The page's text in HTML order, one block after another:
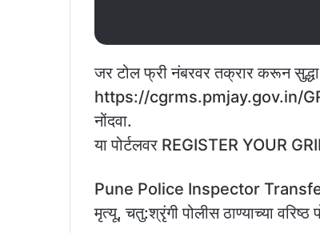
जर टोल फ्री नंबरवर तक्रार करून
https://cgrms.pmjay.gov.in/
नोंदवा.
या पोर्टलवर REGISTER YOUR
Pune Police Inspector Transfer |
मृत्यू, चतु:श्रृंगी पोलीस ठाण्याच्या वरिष्ठ